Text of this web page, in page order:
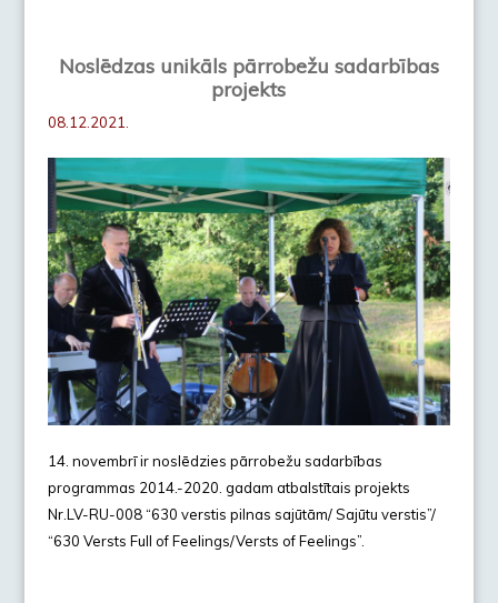
Noslēdzas unikāls pārrobežu sadarbības
projekts
08.12.2021.
14. novembrī ir noslēdzies pārrobežu sadarbības
programmas 2014.-2020. gadam atbalstītais projekts
Nr.LV-RU-008 “630 verstis pilnas sajūtām/ Sajūtu verstis”/
“630 Versts Full of Feelings/Versts of Feelings”.